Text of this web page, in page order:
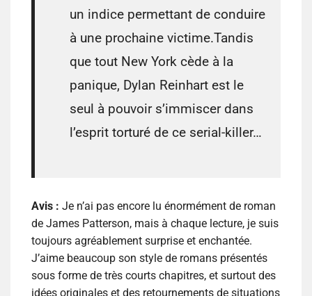
un indice permettant de conduire
à une prochaine victime.Tandis
que tout New York cède à la
panique, Dylan Reinhart est le
seul à pouvoir s’immiscer dans
l’esprit torturé de ce serial-killer…
Avis : Je n’ai pas encore lu énormément de roman
de James Patterson, mais à chaque lecture, je suis
toujours agréablement surprise et enchantée.
J’aime beaucoup son style de romans présentés
sous forme de très courts chapitres, et surtout des
idées originales et des retournements de situations